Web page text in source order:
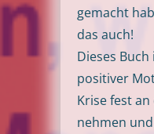
gemacht
das auch!
Dieses
positiver
Krise fest
nehmen